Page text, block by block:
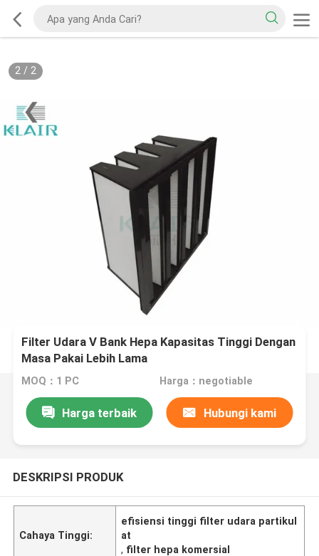
2/ 2
Filter Udara V Bank Hepa Kapasitas Tinggi Dengan
Masa Pakai Lebih Lama
MOQ：1 PC Harga：negotiable
Harga terbaik Hubungi kami
DESKRIPSI PRODUK
Cahaya Tinggi:
efisiensi tinggi filter udara partikul
at
, filter hepa komersial